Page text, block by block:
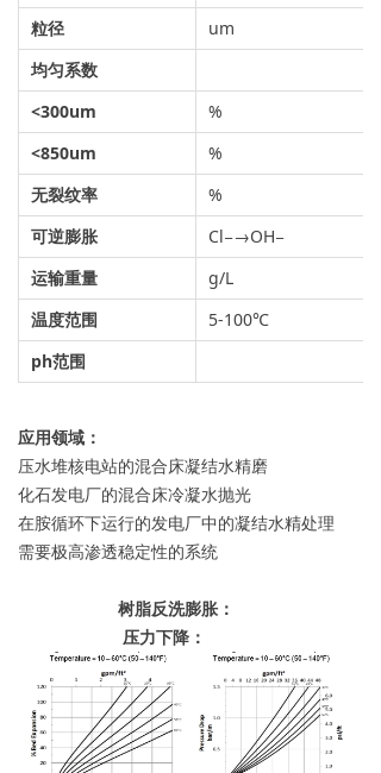
粒径
um
均匀系数
<300um
%
<850um
%
无裂纹率
%
可逆膨胀
Cl−→OH−
运输重量
g/L
温度范围
5-100℃
ph范围
应用领域：
压水堆核电站的混合床凝结水精磨
化石发电厂的混合床冷凝水抛光
在胺循环下运行的发电厂中的凝结水精处理
需要极高渗透稳定性的系统
树脂反洗膨胀：
压力下降：